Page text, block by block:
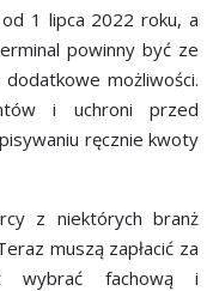
1 lipca 2022 roku, a
powinny być ze
możliwości.
i uchroni przed
ręcznie kwoty
z niektórych branż
muszą zapłacić za
wybrać fachową i